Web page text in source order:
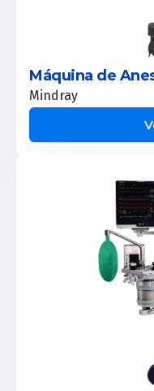
Máquina de
Mindray